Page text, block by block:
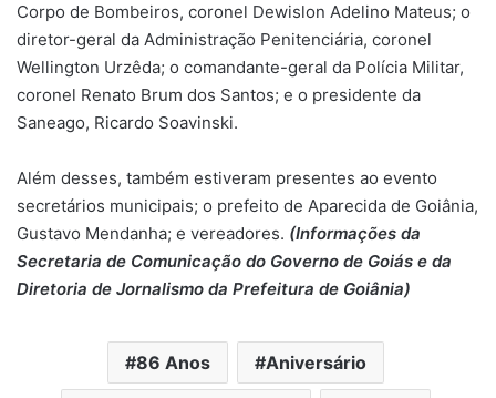
Corpo de Bombeiros, coronel Dewislon Adelino Mateus; o
diretor-geral da Administração Penitenciária, coronel
Wellington Urzêda; o comandante-geral da Polícia Militar,
coronel Renato Brum dos Santos; e o presidente da
Saneago, Ricardo Soavinski.
Além desses, também estiveram presentes ao evento
secretários municipais; o prefeito de Aparecida de Goiânia,
Gustavo Mendanha; e vereadores. (Informações da
Secretaria de Comunicação do Governo de Goiás e da
Diretoria de Jornalismo da Prefeitura de Goiânia)
86 Anos Aniversário